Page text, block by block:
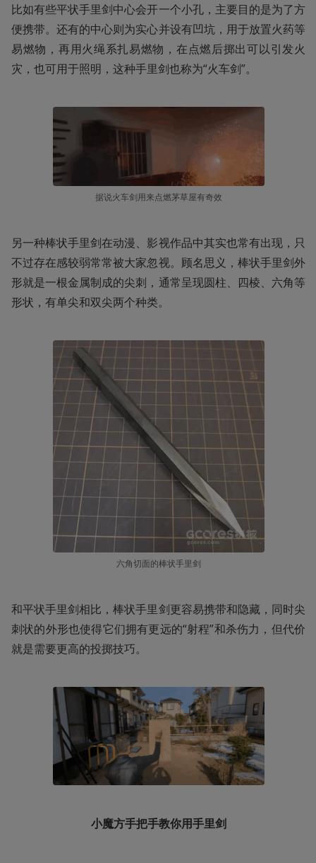
比如有些平状手里剑中心会开一个小孔，主要目的是为了方
便携带。还有的中心则为实心并设有凹坑，用于放置火药等
易燃物，再用火绳系扎易燃物，在点燃后掷出可以引发火
灾，也可用于照明，这种手里剑也称为“火车剑”。
据说火车剑用来点燃茅草屋有奇效
另一种棒状手里剑在动漫、影视作品中其实也常有出现，只
不过存在感较弱常常被大家忽视。顾名思义，棒状手里剑外
形就是一根金属制成的尖刺，通常呈现圆柱、四棱、六角等
形状，有单尖和双尖两个种类。
六角切面的棒状手里剑
和平状手里剑相比，棒状手里剑更容易携带和隐藏，同时尖
刺状的外形也使得它们拥有更远的“射程”和杀伤力，但代价
就是需要更高的投掷技巧。
小魔方手把手教你用手里剑